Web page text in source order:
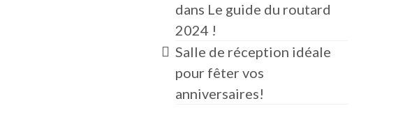
dans Le guide du routard
2024 !
Salle de réception idéale
pour fêter vos
anniversaires!